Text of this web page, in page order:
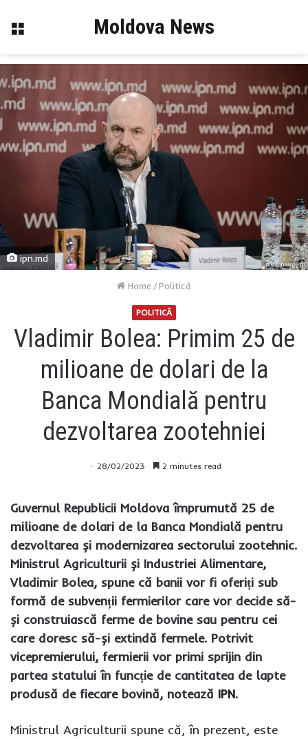
Menu Moldova News
ipn.md
Home /Politică
POLITICĂ
Vladimir Bolea: Primim 25 de
milioane de dolari de la
Banca Mondială pentru
dezvoltarea zootehniei
28/02/2023 2 minutes read
Guvernul Republicii Moldova împrumută 25 de
milioane de dolari de la Banca Mondială pentru
dezvoltarea și modernizarea sectorului zootehnic.
Ministrul Agriculturii și Industriei Alimentare,
Vladimir Bolea, spune că banii vor fi oferiți sub
formă de subvenții fermierilor care vor decide să-
și construiască ferme de bovine sau pentru cei
care doresc să-și extindă fermele. Potrivit
vicepremierului, fermierii vor primi sprijin din
partea statului în funcție de cantitatea de lapte
produsă de fiecare bovină, notează IPN.
Ministrul Agriculturii spune că, în prezent, este